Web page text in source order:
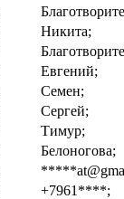
Никита;
Евгений;
Семен;
Сергей;
Тимур;
Белоногова;
+7961****;